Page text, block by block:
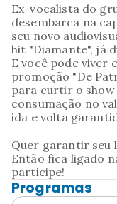
Ex-vocalista do
desembarca na
seu novo
hit "Diamante", já
E você pode viver
promoção "De
para curtir o show
consumação no
ida e volta
Quer garantir seu
Então fica ligado
participe!
Programas